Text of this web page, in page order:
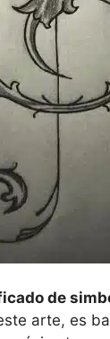
de
arte, es